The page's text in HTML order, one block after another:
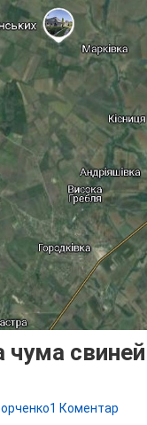
свиней
1 Коментар